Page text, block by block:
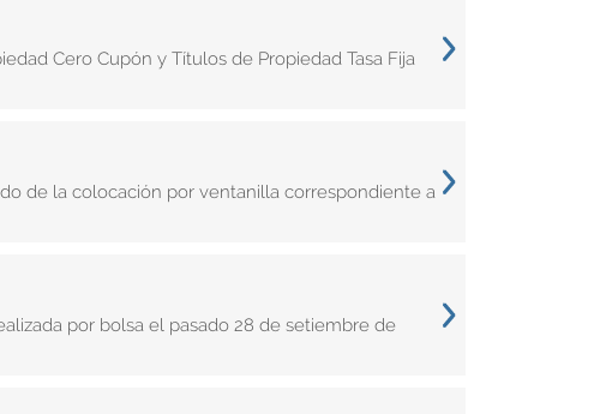
Cero Cupón y Títulos de Propiedad Tasa Fija
de la colocación por ventanilla correspondiente a
por bolsa el pasado 28 de setiembre de